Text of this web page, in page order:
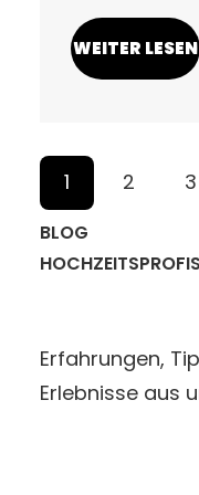
WEITER LESEN
1 2 3
BLOG
Erfahrungen,
Erlebnisse aus